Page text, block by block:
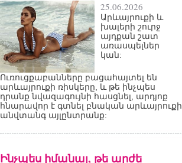
25.06.2026
Արևայրուքի և
խալերի շուրջ
այդքան շատ
առասպելներ
կան:
Ուռուցքաբանները բացահայտել են
արևայրուքի ռիսկերը, և թե ինչպես
դրանք նվազագույնի հասցնել, արդյոք
հնարավոր է գտնել բնական արևայրուքի
անվտանգ այլընտրանք:
Ինչպես իմանալ, թե արժե